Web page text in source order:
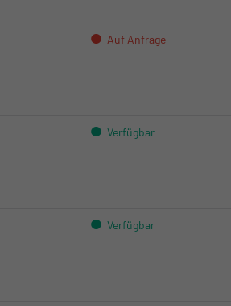
Auf Anfrage
Verfügbar
Verfügbar